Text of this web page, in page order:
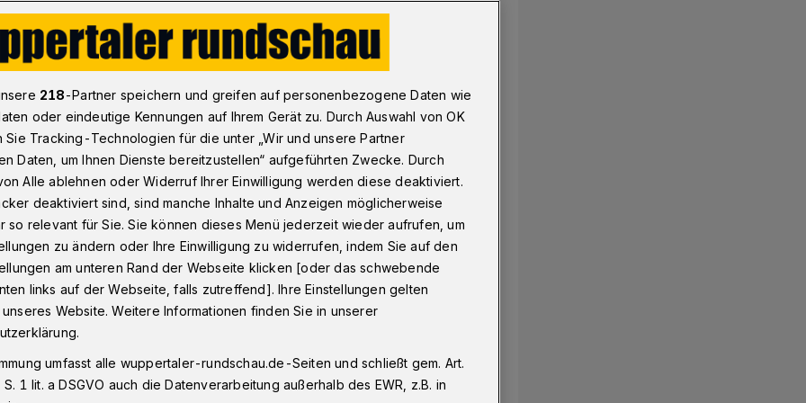
Effizienz für Stecker-Solaranlagen​
Effizienz für
von Solaranlage und
längst Status Quo ist, soll das in
wirtschaftlich und ökologisch
an der Bergischen Universität
– Balkon-Solar-Batterie – untersucht die
218-Partner speichern und greifen auf personenbezogene Daten wie
oder eindeutige Kennungen auf Ihrem Gerät zu. Durch Auswahl von OK
Sie Tracking-Technologien für die unter „Wir und unsere Partner
Daten, um Ihnen Dienste bereitzustellen“ aufgeführten Zwecke. Durch
Alle ablehnen oder Widerruf Ihrer Einwilligung werden diese deaktiviert.
deaktiviert sind, sind manche Inhalte und Anzeigen möglicherweise
so relevant für Sie. Sie können dieses Menü jederzeit wieder aufrufen, um
zu ändern oder Ihre Einwilligung zu widerrufen, indem Sie auf den
am unteren Rand der Webseite klicken [oder das schwebende
links auf der Webseite, falls zutreffend]. Ihre Einstellungen gelten
Website. Weitere Informationen finden Sie in unserer
umfasst alle wuppertaler-rundschau.de-Seiten und schließt gem. Art.
1 lit. a DSGVO auch die Datenverarbeitung außerhalb des EWR, z.B. in